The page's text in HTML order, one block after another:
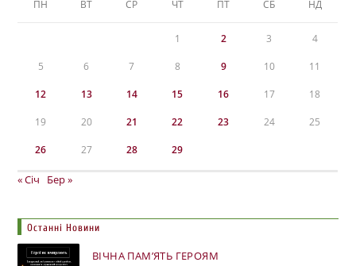
ПН ВТ СР ЧТ ПТ СБ НД
1 2 3 4
5 6 7 8 9 10 11
12 13 14 15 16 17 18
19 20 21 22 23 24 25
26 27 28 29
« Січ Бер »
Останні Новини
ВІЧНА ПАМ’ЯТЬ ГЕРОЯМ